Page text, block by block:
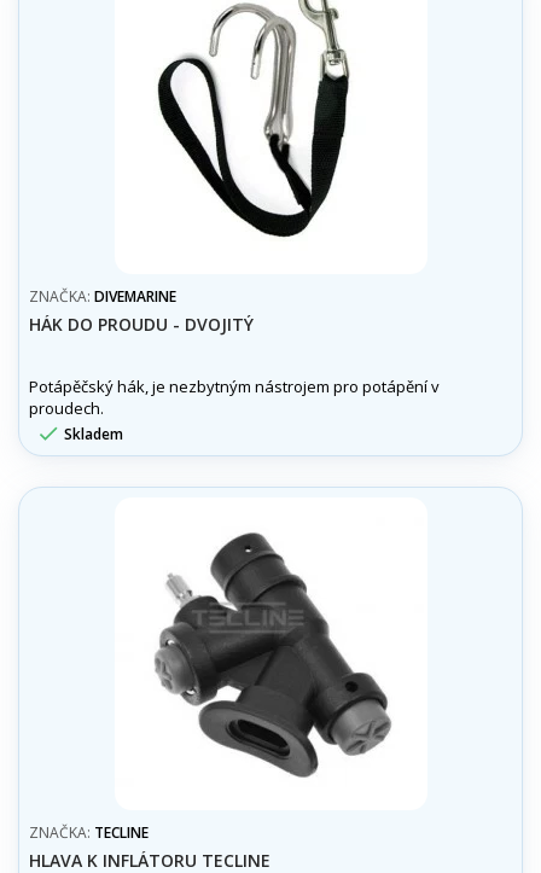
ZNAČKA: DIVEMARINE
HÁK DO PROUDU - DVOJITÝ
Potápěčský hák, je nezbytným nástrojem pro potápění v
proudech.
 Skladem
ZNAČKA: TECLINE
HLAVA K INFLÁTORU TECLINE